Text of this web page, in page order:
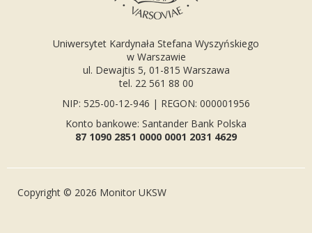
Uniwersytet Kardynała Stefana Wyszyńskiego
w Warszawie
ul. Dewajtis 5, 01-815 Warszawa
tel. 22 561 88 00
NIP: 525-00-12-946 | REGON: 000001956
Konto bankowe: Santander Bank Polska
87 1090 2851 0000 0001 2031 4629
Copyright © 2026 Monitor UKSW